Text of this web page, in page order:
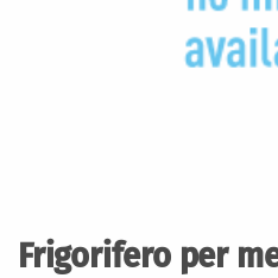
Frigorifero per
galleria